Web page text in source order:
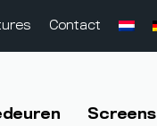
Contact
Screens